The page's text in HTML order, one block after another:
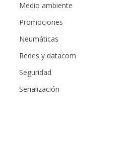
Medio ambiente
Promociones
Neumáticas
Redes y datacom
Seguridad
Señalización